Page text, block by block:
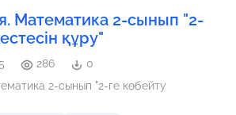
Математика 2-сынып "2-
құру"
286
0
2-сынып "2-ге көбейту